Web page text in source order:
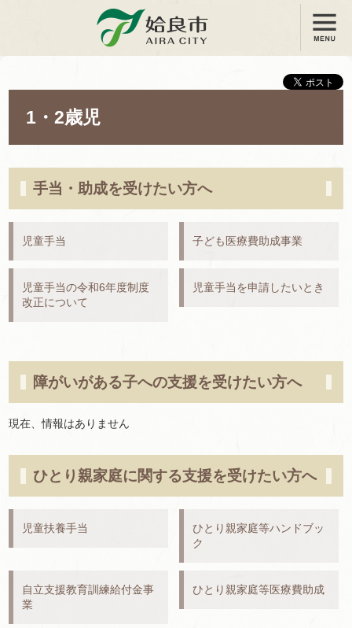
姶良市 メニュー
1・2歳児
手当・助成を受けたい方へ
児童手当 子ども医療費助成事業
児童手当の令和6年度制度
改正について
児童手当を申請したいとき
障がいがある子への支援を受けたい方へ
現在、情報はありません
ひとり親家庭に関する支援を受けたい方へ
児童扶養手当
ひとり親家庭等ハンドブッ
ク
自立支援教育訓練給付金事
業
ひとり親家庭等医療費助成